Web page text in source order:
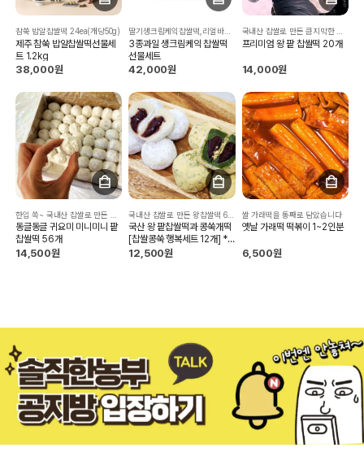
참쑥 밥알찹쌀떡 24ea(개당50g)
제주 참쑥 밥알찹쌀떡선물세
트 1.2kg
38,000원
딸기생크림케익찹쌀떡,리얼바나나인절미,블루베리생크림케익찹쌀떡 (30ea)
3종과일 생크림케익 찹쌀떡
선물세트
42,000원
프리미엄 왕 팥 찹쌀떡 20개
14,000원
동글동글 귀요미 미니미니 팥
찹쌀떡 56개
14,500원
국내산 찹쌀로 만든 왕찹쌀떡 6개, 콩쑥개떡 6개
국산 왕 팥찹쌀떡과 콩쑥개떡
[찹쌀콩쑥 행복세트 12개] *
개별포장
12,500원
쌀 가래떡을 통째로 담았습니다
옛날 가래떡 떡볶이 1~2인분
6,500원